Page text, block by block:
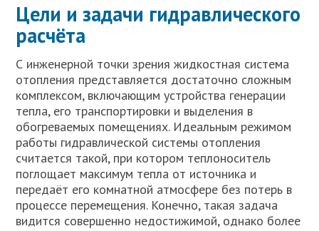
Цели и задачи гидравлического
расчёта
С инженерной точки зрения жидкостная система
отопления представляется достаточно сложным
комплексом, включающим устройства генерации
тепла, его транспортировки и выделения в
обогреваемых помещениях. Идеальным режимом
работы гидравлической системы отопления
считается такой, при котором теплоноситель
поглощает максимум тепла от источника и
передаёт его комнатной атмосфере без потерь в
процессе перемещения. Конечно, такая задача
видится совершенно недостижимой, однако более